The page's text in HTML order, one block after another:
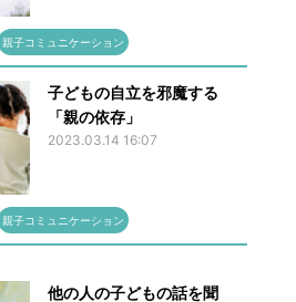
親子コミュニケーション
子どもの自立を邪魔する
「親の依存」
2023.03.14 16:07
親子コミュニケーション
他の人の子どもの話を聞